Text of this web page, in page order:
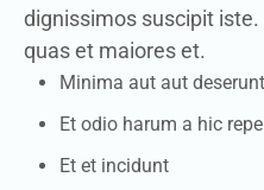
dignissimos suscipit
quas et maiores et.
Minima aut aut
Et odio harum a hic
Et et incidunt